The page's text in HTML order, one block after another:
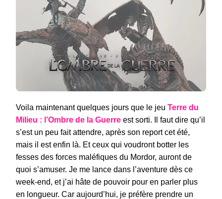
« MITHRIL
EDITION »
Voila maintenant quelques jours que le jeu Terre du
Milieu : l’Ombre de la Guerre est sorti. Il faut dire qu’il
s’est un peu fait attendre, après son report cet été,
mais il est enfin là. Et ceux qui voudront botter les
fesses des forces maléfiques du Mordor, auront de
quoi s’amuser. Je me lance dans l’aventure dès ce
week-end, et j’ai hâte de pouvoir pour en parler plus
en longueur. Car aujourd’hui, je préfère prendre un